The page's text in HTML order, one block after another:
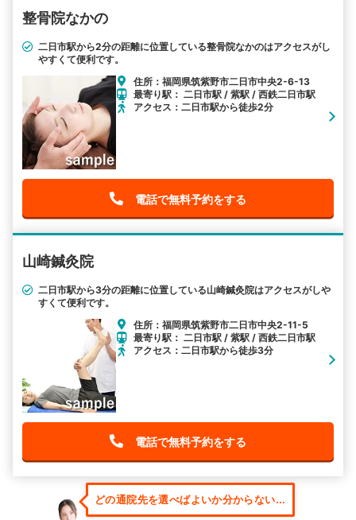
整骨院なかの
二日市駅から2分の距離に位置している整骨院なかのはアクセスがし
やすくて便利です。
住所：福岡県筑紫野市二日市中央2-6-13
最寄り駅： 二日市駅 / 紫駅 / 西鉄二日市駅
アクセス：二日市駅から徒歩2分
電話で無料予約をする
山崎鍼灸院
二日市駅から3分の距離に位置している山崎鍼灸院はアクセスがしや
すくて便利です。
住所：福岡県筑紫野市二日市中央2-11-5
最寄り駅： 二日市駅 / 紫駅 / 西鉄二日市駅
アクセス：二日市駅から徒歩3分
電話で無料予約をする
どの通院先を選べばよいか分からない...